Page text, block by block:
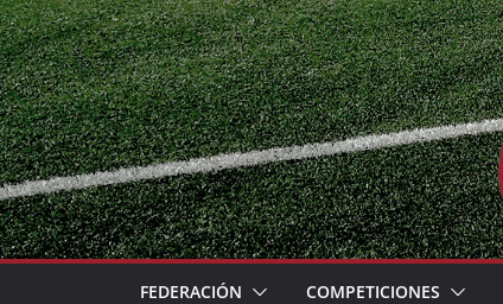
Skip
to
content
FEDERACIÓN COMPETICIONES